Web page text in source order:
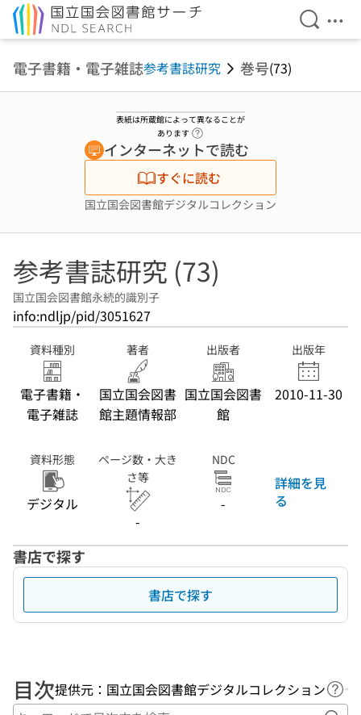
検索を
メ
電子書籍・電子雑誌参考書誌研究 巻号(73)
表紙は所蔵館によって異なることが
あります
インターネットで読む
すぐに読む
国立国会図書館デジタルコレクション
参考書誌研究 (73)
国立国会図書館永続的識別子
info:ndljp/pid/3051627
資料種別
電子書籍・
電子雑誌
著者
国立国会図書
館主題情報部
出版者
国立国会図書
館
出版年
2010-11-30
資料形態
デジタル
ページ数・大き
さ等
-
NDC
-
詳細を見
る
書店で探す
書店で探す
目次提供元：国立国会図書館デジタルコレクション ヘ